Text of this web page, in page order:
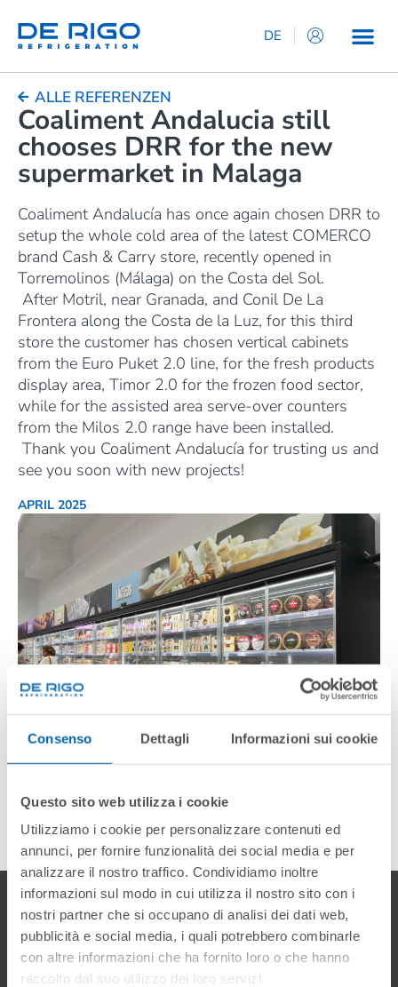
Consenso Dettagli Informazioni sui cookie
Questo sito web utilizza i cookie
Utilizziamo i cookie per personalizzare contenuti ed
annunci, per fornire funzionalità dei social media e per
analizzare il nostro traffico. Condividiamo inoltre
informazioni sul modo in cui utilizza il nostro sito con i
nostri partner che si occupano di analisi dei dati web,
pubblicità e social media, i quali potrebbero combinarle
con altre informazioni che ha fornito loro o che hanno
raccolto dal suo utilizzo dei loro servizi.
DE
IT
ES
FR
ALLE REFERENZEN
Coaliment Andalucia still
chooses DRR for the new
supermarket in Malaga
Coaliment Andalucía has once again chosen DRR to
setup the whole cold area of ​​the latest COMERCO
brand Cash & Carry store, recently opened in
Torremolinos (Málaga) on the Costa del Sol.
After Motril, near Granada, and Conil De La
Frontera along the Costa de la Luz, for this third
store the customer has chosen vertical cabinets
from the Euro Puket 2.0 line, for the fresh products
display area, Timor 2.0 for the frozen food sector,
while for the assisted area serve-over counters
from the Milos 2.0 range have been installed.
Thank you Coaliment Andalucía for trusting us and
see you soon with new projects!
APRIL 2025
Gallery